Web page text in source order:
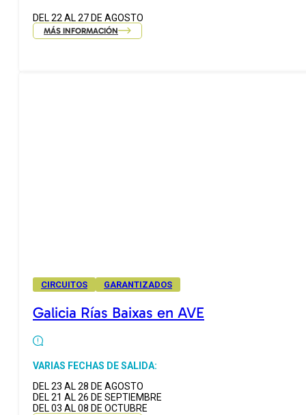
DEL 22 AL 27 DE AGOSTO
MÁS INFORMACIÓN
CIRCUITOS GARANTIZADOS
Galicia Rías Baixas en AVE
VARIAS FECHAS DE SALIDA:
DEL 23 AL 28 DE AGOSTO
DEL 21 AL 26 DE SEPTIEMBRE
DEL 03 AL 08 DE OCTUBRE